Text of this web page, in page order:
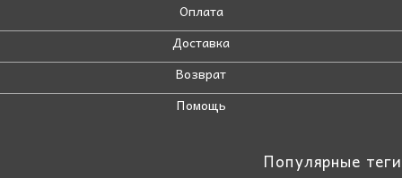
Оплата
Доставка
Возврат
Помощь
Популярные теги